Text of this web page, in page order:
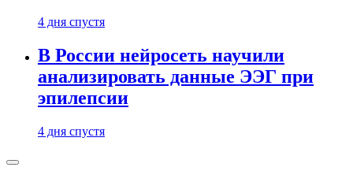
4 дня спустя
В России нейросеть научили
анализировать данные ЭЭГ при
эпилепсии
4 дня спустя